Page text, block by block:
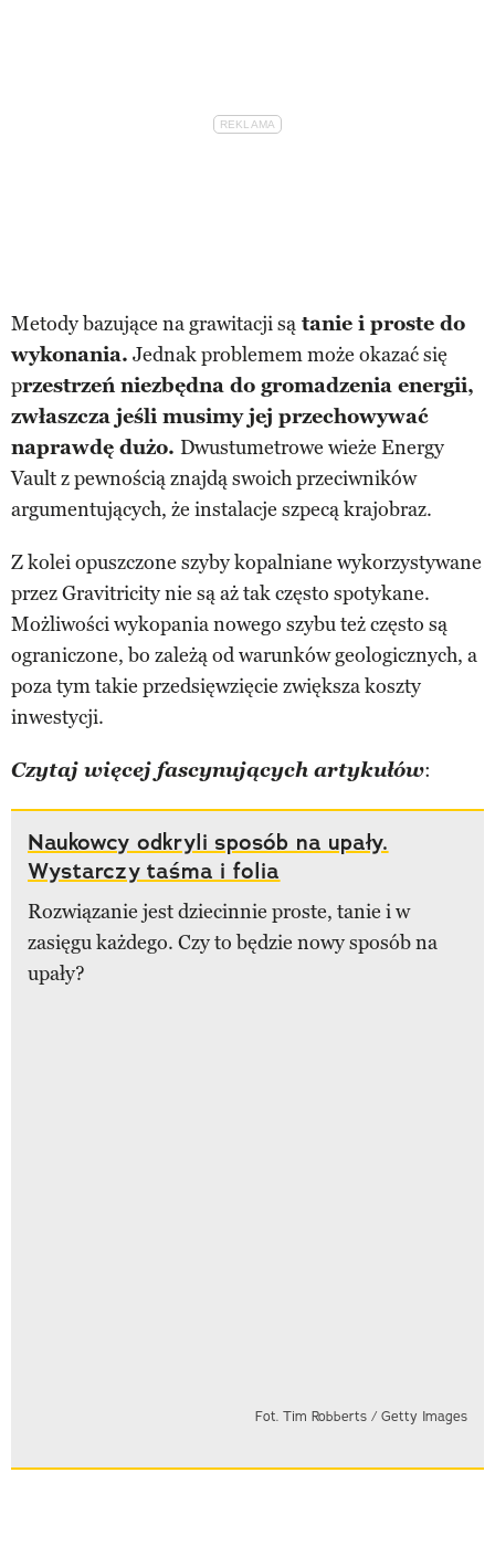
Metody bazujące na grawitacji są tanie i proste do
wykonania. Jednak problemem może okazać się
przestrzeń niezbędna do gromadzenia energii,
zwłaszcza jeśli musimy jej przechowywać
naprawdę dużo. Dwustumetrowe wieże Energy
Vault z pewnością znajdą swoich przeciwników
argumentujących, że instalacje szpecą krajobraz.
Z kolei opuszczone szyby kopalniane wykorzystywane
przez Gravitricity nie są aż tak często spotykane.
Możliwości wykopania nowego szybu też często są
ograniczone, bo zależą od warunków geologicznych, a
poza tym takie przedsięwzięcie zwiększa koszty
inwestycji.
Czytaj więcej fascynujących artykułów:
Naukowcy odkryli sposób na upały.
Wystarczy taśma i folia
Rozwiązanie jest dziecinnie proste, tanie i w
zasięgu każdego. Czy to będzie nowy sposób na
upały?
Fot. Tim Robberts / Getty Images